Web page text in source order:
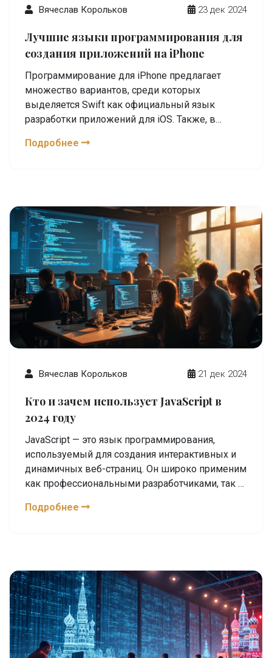
Вячеслав Корольков 23 дек 2024
Лучшие языки программирования для
создания приложений на iPhone
Программирование для iPhone предлагает
множество вариантов, среди которых
выделяется Swift как официальный язык
разработки приложений для iOS. Также, в
который использовался до появления Swift. Эти
разработчики, опирающиеся на среду
разработки Xcode, могут извлечь свою выгоду
из использования этих языков.
Подробнее
Вячеслав Корольков 21 дек 2024
Кто и зачем использует JavaScript в
2024 году
JavaScript — это язык программирования,
используемый для создания интерактивных и
динамичных веб-страниц. Он широко применим
как профессиональными разработчиками, так и
универсальность делает его важным
остаётся на передовой благодаря регулярным
обновлениям и огромному сообществу
разработчиков. В статье рассматриваются
основные группы пользователей и их причина
выбора этого языка.
Подробнее